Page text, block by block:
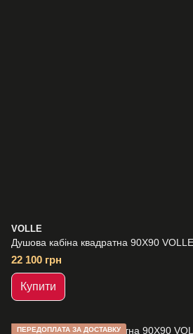
VOLLE
Душова кабіна квадратна 90Х90
22 100 грн
Купити
ПЕРЕДОПЛАТА ЗА ДОСТАВКУ